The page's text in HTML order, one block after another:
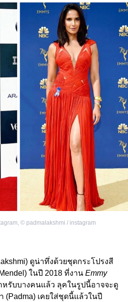
, © padmalakshmi / instagram
ดูน่าทึ่งด้วยชุดกระโปรงสี
ในปี 2018 ที่งาน Emmy
หรับบางคนแล้ว ลุคในรูปนี้อาจจะดู
(Padma) เคยใส่ชุดนี้แล้วในปี